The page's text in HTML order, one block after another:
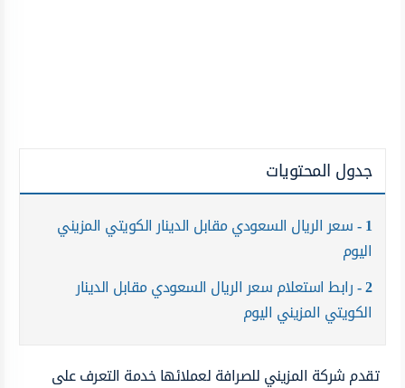
جدول المحتويات
1 سعر الريال السعودي مقابل الدينار الكويتي المزيني
اليوم
2 رابط استعلام سعر الريال السعودي مقابل الدينار
الكويتي المزيني اليوم
تقدم شركة المزيني للصرافة لعملائها خدمة التعرف على